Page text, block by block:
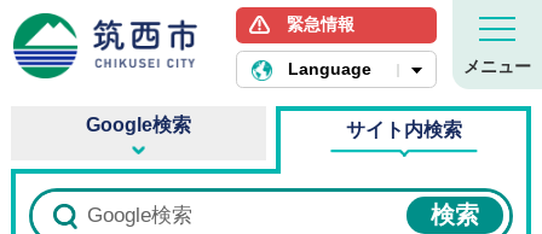
筑西市ホームページ
緊急情報
Language メニュー
Google検索 サイト内検索